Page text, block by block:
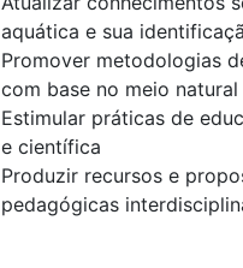
aquática e sua
Promover metodologias
com base no meio natural
Estimular práticas de
e científica
Produzir recursos e
pedagógicas